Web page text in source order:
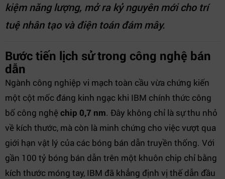
kiệm năng lượng, mở ra kỷ nguyên mới cho trí
tuệ nhân tạo và điện toán đám mây.
Bước tiến lịch sử trong công nghệ bán
dẫn
Ngành công nghiệp vi mạch toàn cầu vừa chứng kiến
một cột mốc đáng kinh ngạc khi IBM chính thức công
bố công nghệ chip 0,7 nm. Đây không chỉ là sự thu nhỏ
về kích thước, mà còn là minh chứng cho việc vượt qua
giới hạn vật lý của các bóng bán dẫn truyền thống. Với
gần 100 tỷ bóng bán dẫn trên một khuôn chip chỉ bằng
kích thước móng tay, IBM đã khẳng định vị thế dẫn đầu